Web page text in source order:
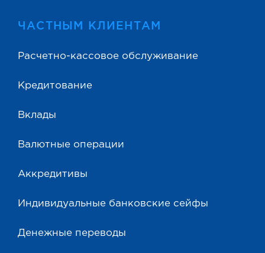
ЧАСТНЫМ КЛИЕНТАМ
Расчетно-кассовое обслуживание
Кредитование
Вклады
Валютные операции
Аккредитивы
Индивидуальные банковские сейфы
Денежные переводы